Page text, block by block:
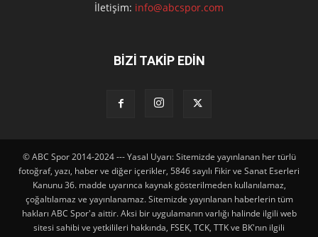
İletişim: info@abcspor.com
BİZİ TAKİP EDİN
© ABC Spor 2014-2024 --- Yasal Uyarı: Sitemizde yayınlanan her türlü
fotoğraf, yazı, haber ve diğer içerikler, 5846 sayılı Fikir ve Sanat Eserleri
Kanunu 36. madde uyarınca kaynak gösterilmeden kullanılamaz,
çoğaltılamaz ve yayınlanamaz. Sitemizde yayınlanan haberlerin tüm
hakları ABC Spor'a aittir. Aksi bir uygulamanın varlığı halinde ilgili web
sitesi sahibi ve yetkilileri hakkında, FSEK, TCK, TTK ve BK'nın ilgili